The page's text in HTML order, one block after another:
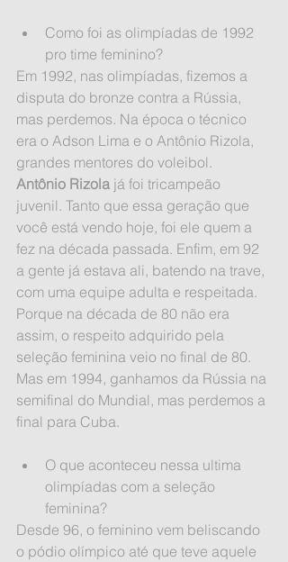
Como foi as olimpíadas de 1992
pro time feminino?
Em 1992, nas olimpíadas, fizemos a
disputa do bronze contra a Rússia,
mas perdemos. Na época o técnico
era o Adson Lima e o Antônio Rizola,
grandes mentores do voleibol.
Antônio Rizola já foi tricampeão
juvenil. Tanto que essa geração que
você está vendo hoje, foi ele quem a
fez na década passada. Enfim, em 92
a gente já estava ali, batendo na trave,
com uma equipe adulta e respeitada.
Porque na década de 80 não era
assim, o respeito adquirido pela
seleção feminina veio no final de 80.
Mas em 1994, ganhamos da Rússia na
semifinal do Mundial, mas perdemos a
final para Cuba.
O que aconteceu nessa ultima
olimpíadas com a seleção
feminina?
Desde 96, o feminino vem beliscando
o pódio olímpico até que teve aquele